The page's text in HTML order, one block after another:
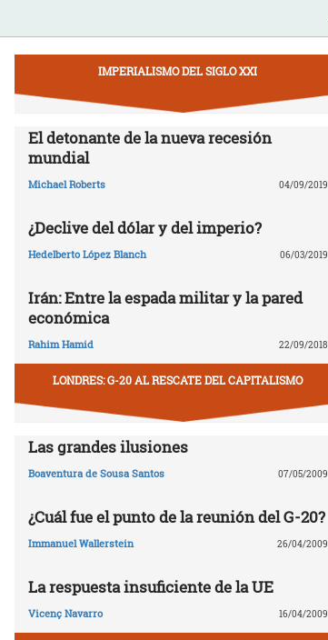
IMPERIALISMO DEL SIGLO XXI
El detonante de la nueva recesión
mundial
Michael Roberts 04/09/2019
¿Declive del dólar y del imperio?
Hedelberto López Blanch 06/03/2019
Irán: Entre la espada militar y la pared
económica
Rahim Hamid 22/09/2018
LONDRES: G-20 AL RESCATE DEL CAPITALISMO
Las grandes ilusiones
Boaventura de Sousa Santos 07/05/2009
¿Cuál fue el punto de la reunión del G-20?
Immanuel Wallerstein 26/04/2009
La respuesta insuficiente de la UE
Vicenç Navarro 16/04/2009